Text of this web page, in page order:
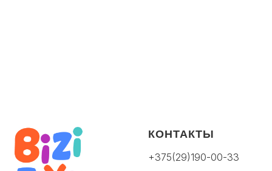
КОНТАКТЫ
+375(29)190-00-33